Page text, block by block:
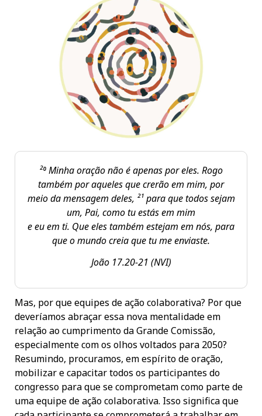
²⁰ Minha oração não é apenas por eles. Rogo
também por aqueles que crerão em mim, por
meio da mensagem deles, ²¹ para que todos sejam
um, Pai, como tu estás em mim
e eu em ti. Que eles também estejam em nós, para
que o mundo creia que tu me enviaste.
João 17.20-21 (NVI)
Mas, por que equipes de ação colaborativa? Por que
deveríamos abraçar essa nova mentalidade em
relação ao cumprimento da Grande Comissão,
especialmente com os olhos voltados para 2050?
Resumindo, procuramos, em espírito de oração,
mobilizar e capacitar todos os participantes do
congresso para que se comprometam como parte de
uma equipe de ação colaborativa. Isso significa que